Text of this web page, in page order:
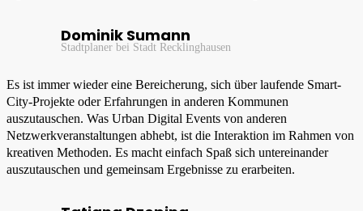
Dominik Sumann
Stadtplaner bei Stadt Recklinghausen
Es ist immer wieder eine Bereicherung, sich über laufende Smart-
City-Projekte oder Erfahrungen in anderen Kommunen
auszutauschen. Was Urban Digital Events von anderen
Netzwerkveranstaltungen abhebt, ist die Interaktion im Rahmen von
kreativen Methoden. Es macht einfach Spaß sich untereinander
auszutauschen und gemeinsam Ergebnisse zu erarbeiten.